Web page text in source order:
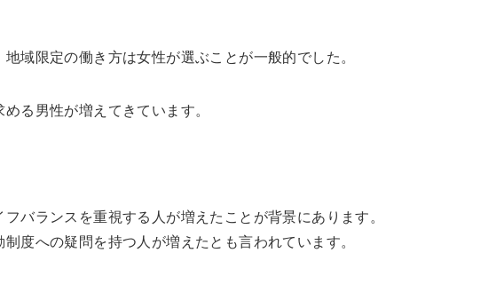
域限定の働き方は女性が選ぶことが一般的でした。
る男性が増えてきています。
バランスを重視する人が増えたことが背景にあります。
度への疑問を持つ人が増えたとも言われています。